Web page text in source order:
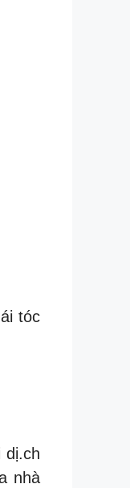
tóc
dị.ch
nhà